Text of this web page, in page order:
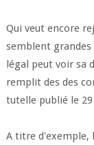
Qui veut encore
semblent
légal peut voir sa
remplit des des
tutelle publié le
A titre d'exemple,